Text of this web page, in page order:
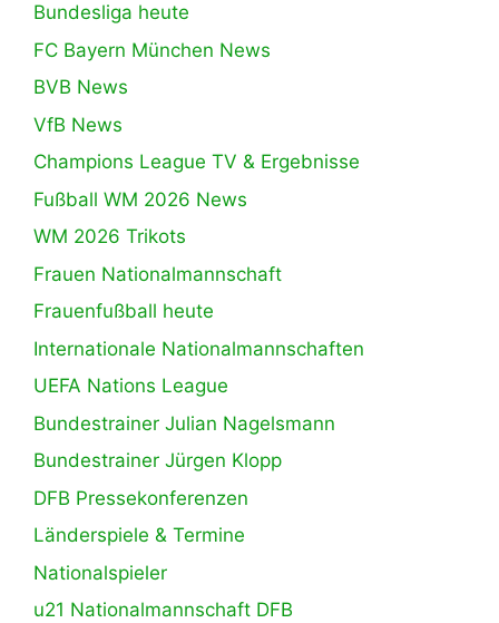
Bundesliga heute
FC Bayern München News
BVB News
VfB News
Champions League TV & Ergebnisse
Fußball WM 2026 News
WM 2026 Trikots
Frauen Nationalmannschaft
Frauenfußball heute
Internationale Nationalmannschaften
UEFA Nations League
Bundestrainer Julian Nagelsmann
Bundestrainer Jürgen Klopp
DFB Pressekonferenzen
Länderspiele & Termine
Nationalspieler
u21 Nationalmannschaft DFB